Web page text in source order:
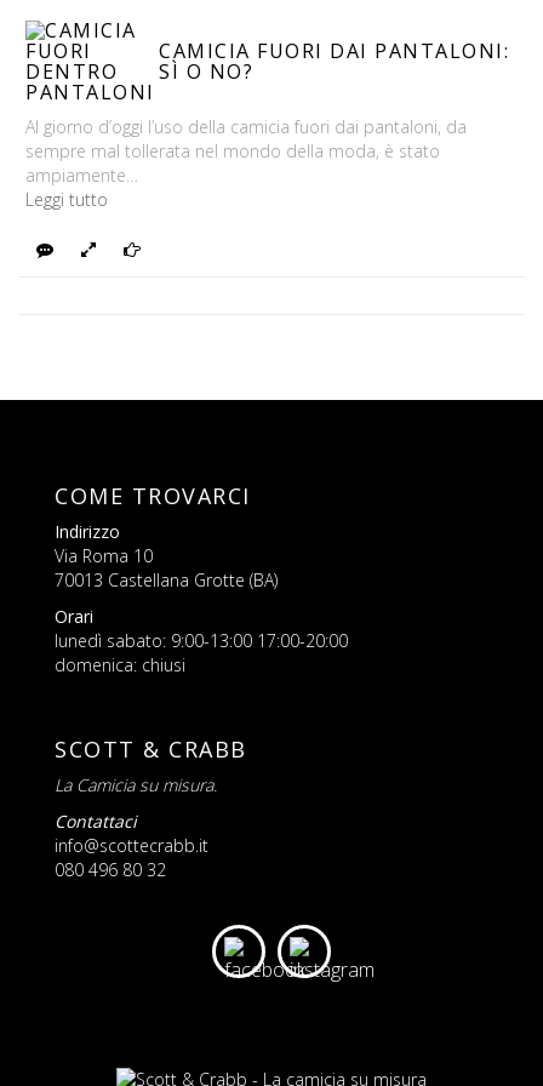
CAMICIA FUORI DAI PANTALONI:
SÌ O NO?
Al giorno d’oggi l’uso della camicia fuori dai pantaloni, da
sempre mal tollerata nel mondo della moda, è stato
ampiamente…
Leggi tutto
FotoContinua
COME TROVARCI
Indirizzo
Via Roma 10
70013 Castellana Grotte (BA)
Orari
lunedì sabato: 9:00-13:00 17:00-20:00
domenica: chiusi
SCOTT & CRABB
La Camicia su misura.
Contattaci
info@scottecrabb.it
080 496 80 32